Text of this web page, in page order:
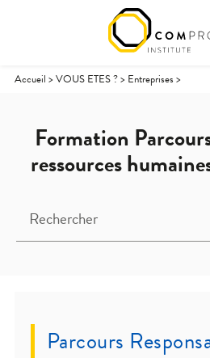
Accueil >VOUS ETES ?> Entreprises >
Formation
ressources
Rechercher
Parcours
Panneau de gestion des cookies